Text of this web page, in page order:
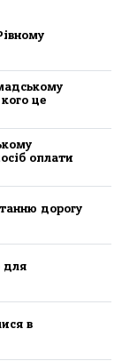
це
оплати
дорогу
для
в